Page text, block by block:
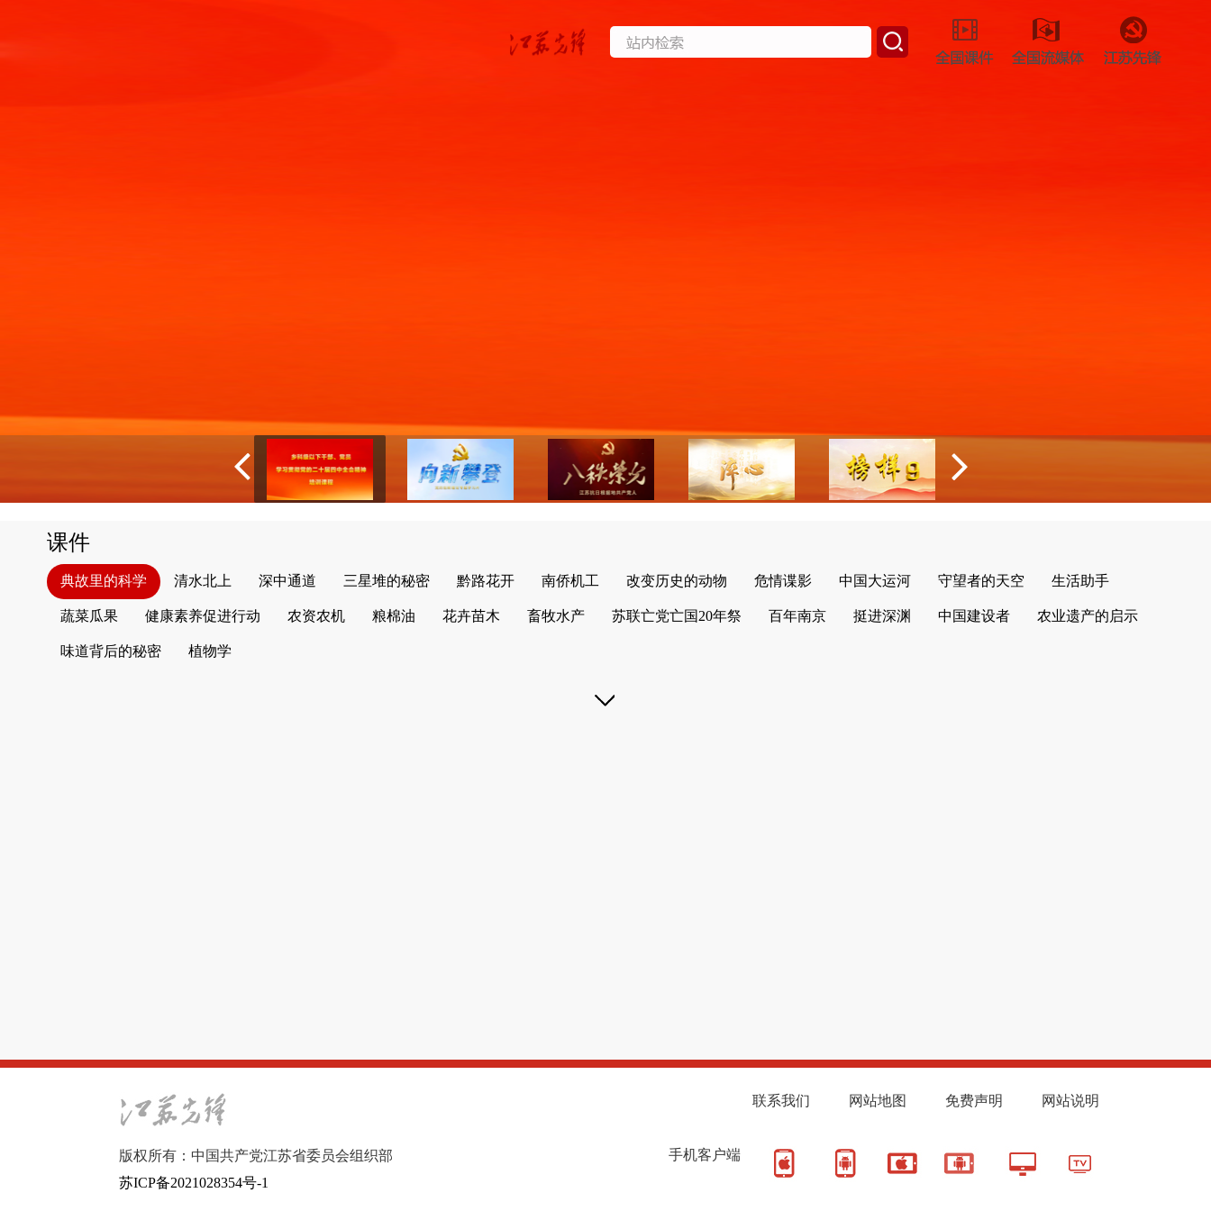
课件
典故里的科学 清水北上 深中通道 三星堆的秘密 黔路花开 南侨机工 改变历史的动物 危情谍影 中国大运河 守望者的天空 生活助手
蔬菜瓜果 健康素养促进行动 农资农机 粮棉油 花卉苗木 畜牧水产 苏联亡党亡国20年祭 百年南京 挺进深渊 中国建设者 农业遗产的启示
味道背后的秘密 植物学
版权所有：中国共产党江苏省委员会组织部
苏ICP备2021028354号-1
联系我们 网站地图 免费声明 网站说明
手机客户端